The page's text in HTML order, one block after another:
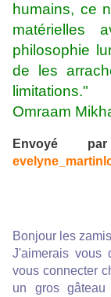
humains, ce
matérielles
philosophie
de les
limitations."
Omraam
Envoyé
Bonjour les
J'aimerais vous
vous connecter
un gros